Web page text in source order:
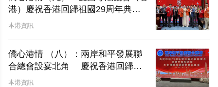
港）慶祝香港回歸祖國29周年典禮
圓滿舉行
本港資訊
僑心港情 （八）：兩岸和平發展聯
合總會設宴北角 慶祝香港回歸二
十九周年暨林廣兆首席會長榮膺大紫
本港資訊